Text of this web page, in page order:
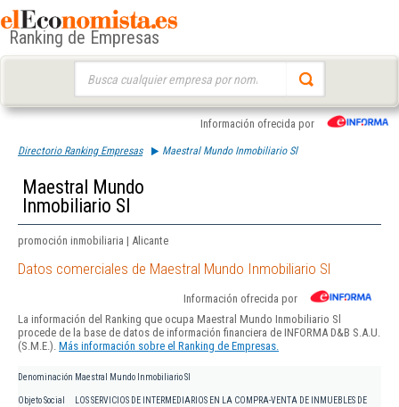
Ranking de Empresas
Información ofrecida por
Directorio Ranking Empresas Maestral Mundo Inmobiliario Sl
Maestral Mundo
Inmobiliario Sl
promoción inmobiliaria | Alicante
Datos comerciales de Maestral Mundo Inmobiliario Sl
Información ofrecida por
La información del Ranking que ocupa Maestral Mundo Inmobiliario Sl
procede de la base de datos de información financiera de INFORMA D&B S.A.U.
(S.M.E.). Más información sobre el Ranking de Empresas.
Denominación Maestral Mundo Inmobiliario Sl
Objeto Social
LOS SERVICIOS DE INTERMEDIARIOS EN LA COMPRA-VENTA DE INMUEBLES DE